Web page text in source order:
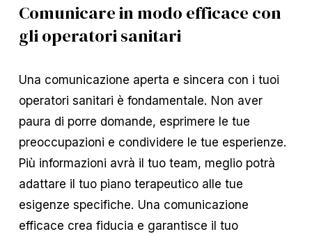
Comunicare in modo efficace con
gli operatori sanitari
Una comunicazione aperta e sincera con i tuoi
operatori sanitari è fondamentale. Non aver
paura di porre domande, esprimere le tue
preoccupazioni e condividere le tue esperienze.
Più informazioni avrà il tuo team, meglio potrà
adattare il tuo piano terapeutico alle tue
esigenze specifiche. Una comunicazione
efficace crea fiducia e garantisce il tuo